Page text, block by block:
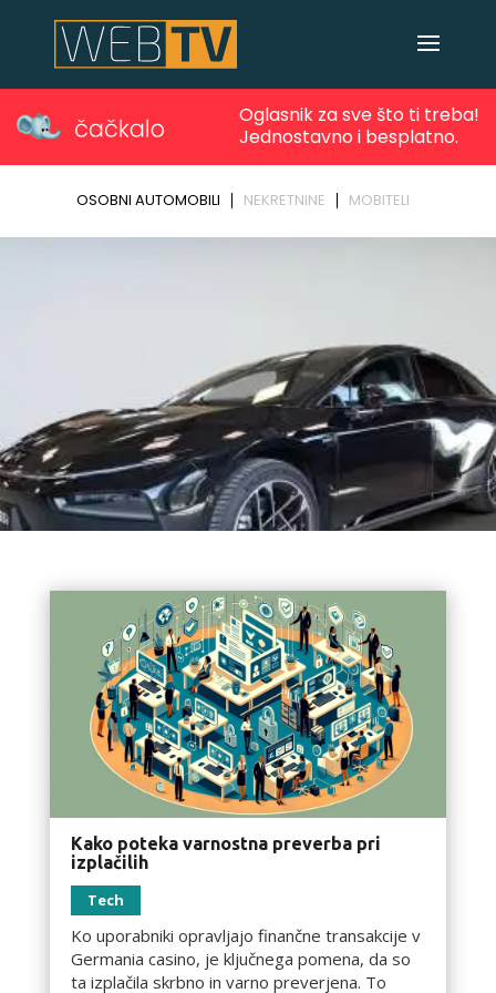
Kako poteka varnostna preverba pri
izplačilih
Tech
Ko uporabniki opravljajo finančne transakcije v
Germania casino, je ključnega pomena, da so
ta izplačila skrbno in varno preverjena. To